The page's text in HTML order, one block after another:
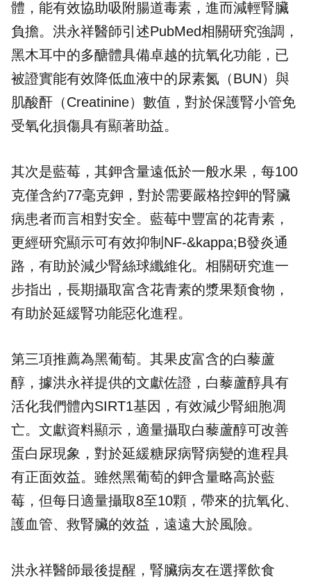
體，能有效協助吸附腸道毒素，進而減輕腎臟
負擔。洪永祥醫師引述PubMed相關研究強調，
黑木耳中的多醣體具備卓越的抗氧化功能，已
被證實能有效降低血液中的尿素氮（BUN）與
肌酸酐（Creatinine）數值，對於保護腎小管免
受氧化損傷具有顯著助益。
其次是藍莓，其鉀含量遠低於一般水果，每100
克僅含約77毫克鉀，對於需要嚴格控鉀的腎臟
病患者而言相對安全。藍莓中豐富的花青素，
更經研究顯示可有效抑制NF-&kappa;B發炎通
路，有助於減少腎絲球纖維化。相關研究進一
步指出，長期攝取富含花青素的漿果類食物，
有助於延緩腎功能惡化進程。
第三項推薦為黑葡萄。其果皮富含的白藜蘆
醇，據洪永祥提供的文獻佐證，白藜蘆醇具有
活化我們體內SIRT1基因，有效減少腎細胞凋
亡。文獻資料顯示，適量攝取白藜蘆醇可改善
蛋白尿現象，對於延緩糖尿病腎病變的進程具
有正面效益。雖然黑葡萄的鉀含量略高於藍
莓，但每日適量攝取8至10顆，帶來的抗氧化、
護血管、救腎臟的效益，遠遠大於風險。
洪永祥醫師最後提醒，腎臟病友在選擇飲食